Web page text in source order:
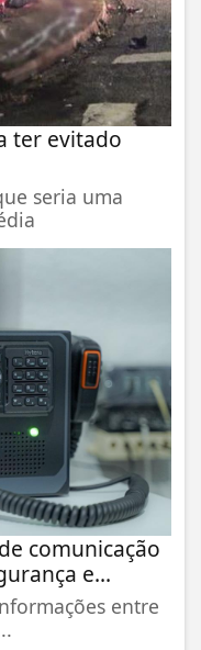
ter evitado
seria uma
comunicação
e...
entre